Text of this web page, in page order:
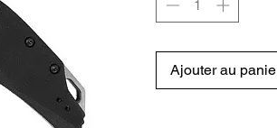
Ajouter au